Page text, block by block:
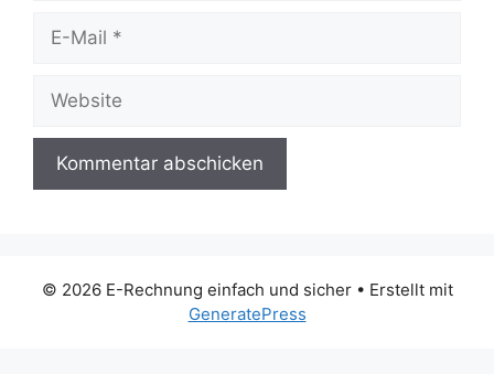
Website
© 2026 E-Rechnung einfach und sicher• Erstellt mit
GeneratePress